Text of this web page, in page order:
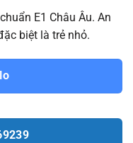
E1 Châu Âu. An
biệt là trẻ nhỏ.